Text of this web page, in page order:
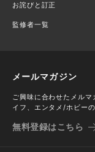
お詫びと訂正
監修者一覧
メールマガジン
ご興味に合わせたメル
イフ、エンタメ/ホビー
無料登録はこちら